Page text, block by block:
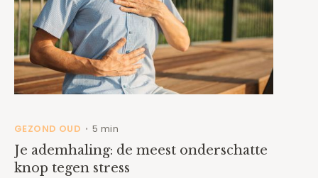
GEZOND OUD • 5 min
Je ademhaling: de meest onderschatte
knop tegen stress